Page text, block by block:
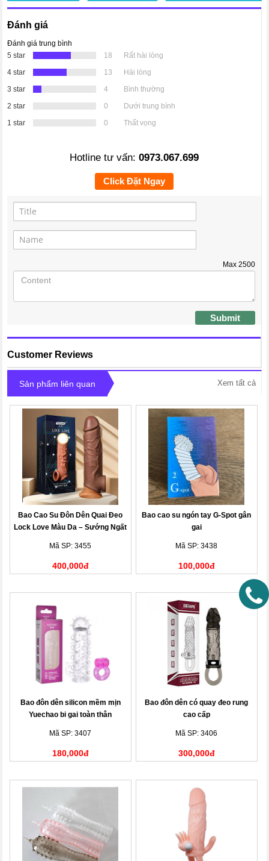
Đánh giá
Đánh giá trung bình
5 star
18
Rất hài lòng
4 star
13
Hài lòng
3 star
4
Bình thường
2 star
0
Dưới trung bình
1 star
0 Thất vọng
Hotline tư vấn: 0973.067.699
Click Đặt Ngay
Max 2500
Submit
Customer Reviews
Sản phẩm liên quan Xem tất cả
Bao Cao Su Đôn Dên Quai Đeo
Lock Love Màu Da – Sướng Ngất
Mã SP: 3455
400,000đ
Bao cao su ngón tay G-Spot gân
gai
Mã SP: 3438
100,000đ
Bao đôn dên silicon mềm mịn
Yuechao bi gai toàn thân
Mã SP: 3407
180,000đ
Bao đôn dên có quay đeo rung
cao cấp
Mã SP: 3406
300,000đ